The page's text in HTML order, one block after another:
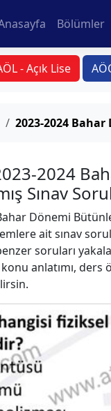
Bölümler
- Açık Lise
2023-2024
2024
Sınav
Dönemi
ait sınav
soruları
konu anlatımı,